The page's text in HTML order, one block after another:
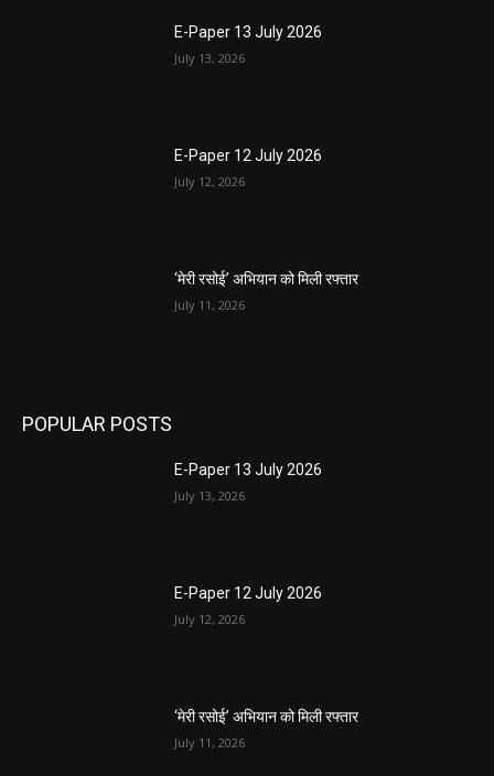
E-Paper 13 July 2026
July 13, 2026
E-Paper 12 July 2026
July 12, 2026
‘मेरी रसोई’ अभियान को मिली रफ्तार
July 11, 2026
POPULAR POSTS
E-Paper 13 July 2026
July 13, 2026
E-Paper 12 July 2026
July 12, 2026
‘मेरी रसोई’ अभियान को मिली रफ्तार
July 11, 2026